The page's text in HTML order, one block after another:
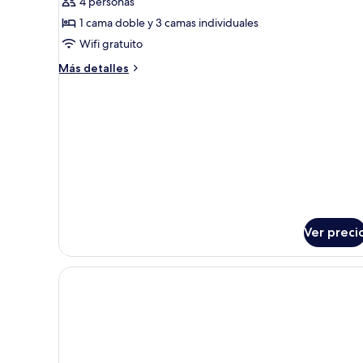
de
Habitación
cuádruple
1 cama doble y 3 camas individuales
Wifi gratuito
Más detalles
Más
Ver